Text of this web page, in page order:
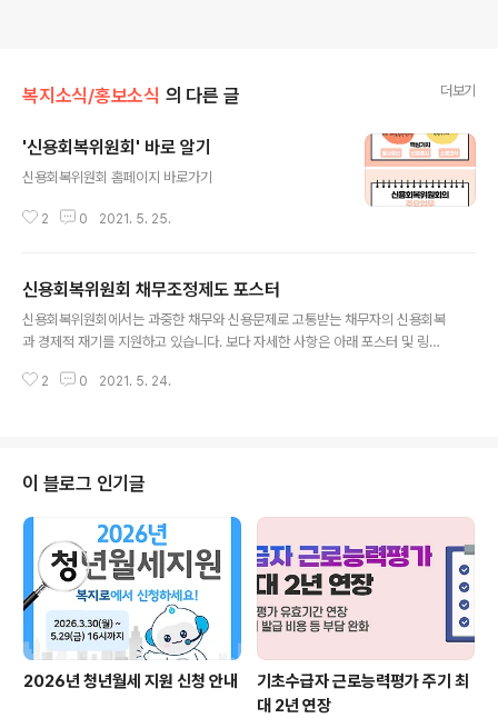
복지소식/홍보소식 의 다른 글 더보기
'신용회복위원회' 바로 알기
신용회복위원회 홈페이지 바로가기
2 0 2021. 5. 25.
신용회복위원회 채무조정제도 포스터
신용회복위원회에서는 과중한 채무와 신용문제로 고통받는 채무자의 신용회복
과 경제적 재기를 지원하고 있습니다. 보다 자세한 사항은 아래 포스터 및 링크
로가기
2 0 2021. 5. 24.
이 블로그 인기글
2026년 청년월세 지원 신청 안내
기초수급자 근로능력평가 주기 최
대 2년 연장